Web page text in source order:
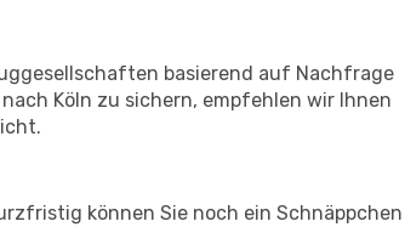
basierend auf Nachfrage
Köln zu sichern, empfehlen wir Ihnen
können Sie noch ein Schnäppchen